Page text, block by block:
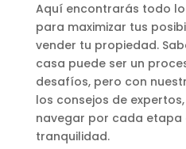
Aquí encontrarás todo
para maximizar tus
vender tu propiedad.
casa puede ser un
desafíos, pero con
los consejos de
navegar por cada etapa
tranquilidad.